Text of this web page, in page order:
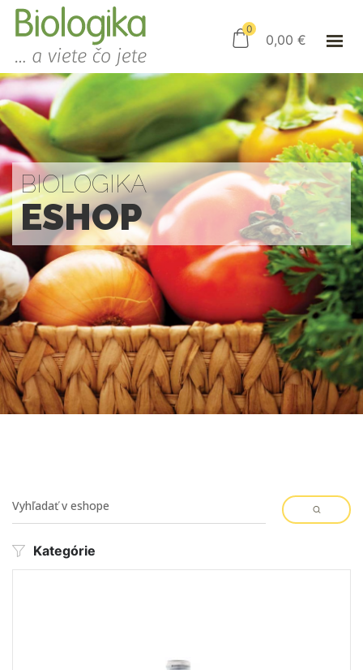
ESHOP
AKO NAKUPOVAŤ
KAMENNÝ OBCHOD
KONTAKT
0
0,00 €
PRIHLÁSENIE
BIOLOGIKA
ESHOP
Kategórie